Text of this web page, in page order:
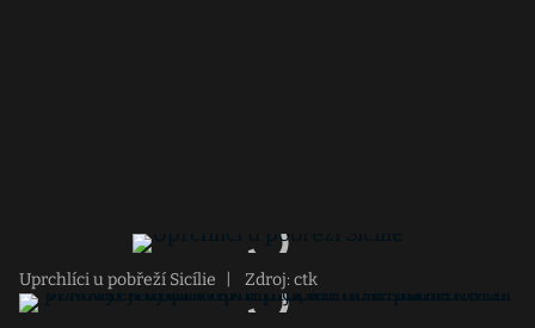
Uprchlíci u pobřeží Sicílie Zdroj: ctk